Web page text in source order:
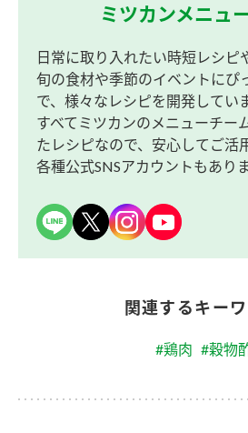
ミツカンメニュ
日常に取り入れたい時短レシピ
旬の食材や季節のイベントにぴ
で、様々なレシピを開発していま
すべてミツカンのメニューチー
たレシピなので、安心してご活
各種公式SNSアカウントもありま
関連するキー
#鶏肉 #穀物